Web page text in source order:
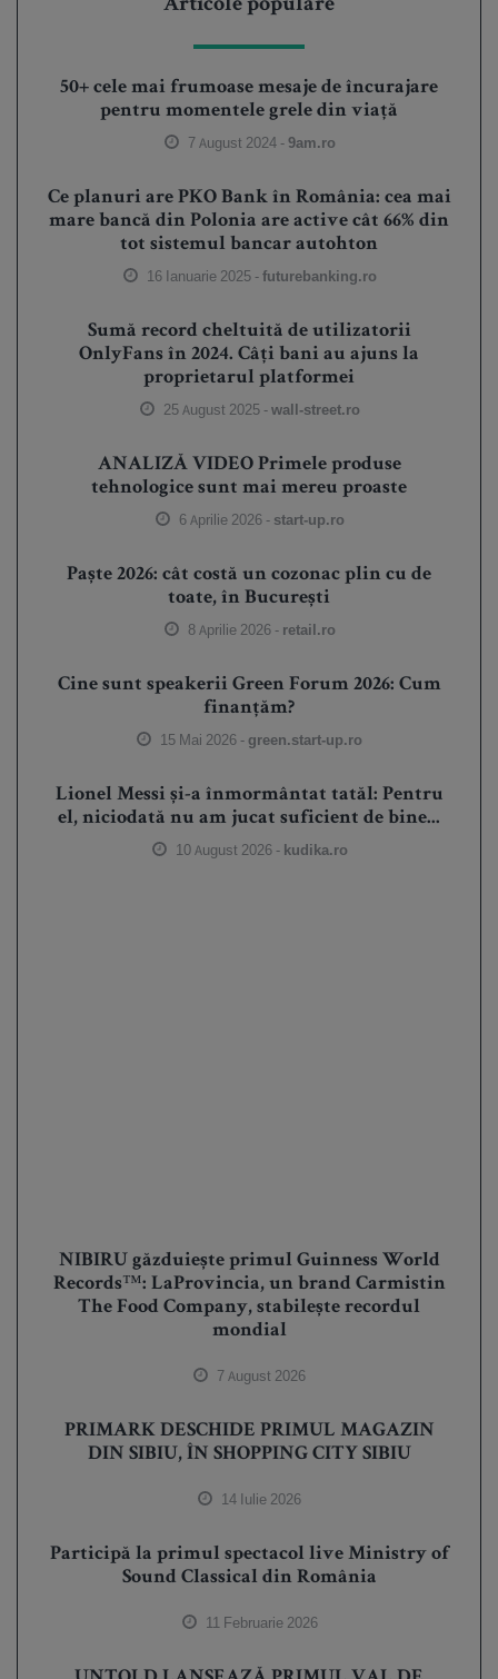
Articole populare
50+ cele mai frumoase mesaje de încurajare
pentru momentele grele din viață
7 August 2024 -9am.ro
Ce planuri are PKO Bank în România: cea mai
mare bancă din Polonia are active cât 66% din
tot sistemul bancar autohton
16 Ianuarie 2025 -futurebanking.ro
Sumă record cheltuită de utilizatorii
OnlyFans în 2024. Câți bani au ajuns la
proprietarul platformei
25 August 2025 -wall-street.ro
ANALIZĂ VIDEO Primele produse
tehnologice sunt mai mereu proaste
6 Aprilie 2026 - start-up.ro
Paște 2026: cât costă un cozonac plin cu de
toate, în București
8 Aprilie 2026 - retail.ro
Cine sunt speakerii Green Forum 2026: Cum
finanțăm?
15 Mai 2026 - green.start-up.ro
Lionel Messi și-a înmormântat tatăl: Pentru
el, niciodată nu am jucat suficient de bine...
10 August 2026 - kudika.ro
NIBIRU găzduiește primul Guinness World
Records™️: LaProvincia, un brand Carmistin
The Food Company, stabilește recordul
mondial
7 August 2026
PRIMARK DESCHIDE PRIMUL MAGAZIN
DIN SIBIU, ÎN SHOPPING CITY SIBIU
14 Iulie 2026
Participă la primul spectacol live Ministry of
Sound Classical din România
11 Februarie 2026